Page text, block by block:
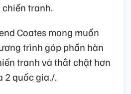
tranh.
Coates mong muốn
trình góp phần hàn
tranh và thắt chặt hơn
2 quốc gia./.